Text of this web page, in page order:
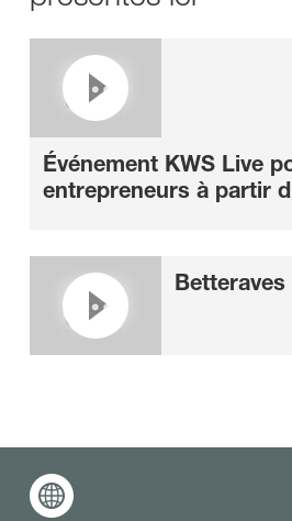
Événement KWS Live
entrepreneurs à partir